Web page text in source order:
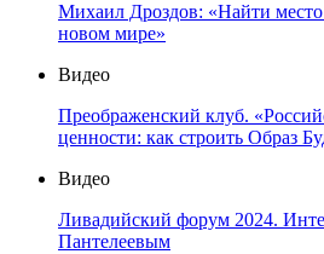
Михаил Дроздов: «Найти место
новом мире»
Видео
Преображенский клуб.
ценности: как строить Образ
Видео
Ливадийский форум 2024.
Пантелеевым